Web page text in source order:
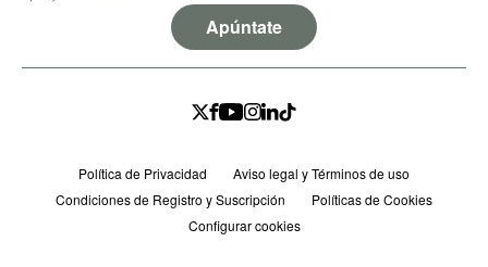
Apúntate
Política de Privacidad
Aviso legal y Términos de uso
Condiciones de Registro y Suscripción
Políticas de Cookies
Configurar cookies